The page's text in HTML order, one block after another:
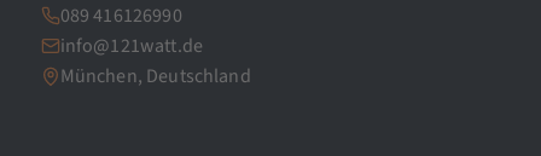
089 416126990
info@121watt.de
München, Deutschland